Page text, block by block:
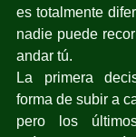
es totalmente
nadie puede
andar tú.
La primera
forma de subir a
pero los